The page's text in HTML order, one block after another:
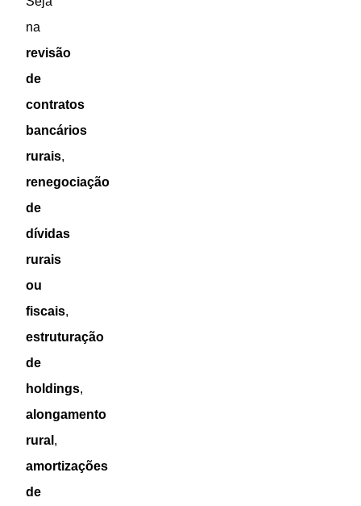
na
revisão
de
contratos
bancários
rurais,
renegociação
de
dívidas
rurais
ou
fiscais,
estruturação
de
holdings,
alongamento
rural ,
amortizações
de